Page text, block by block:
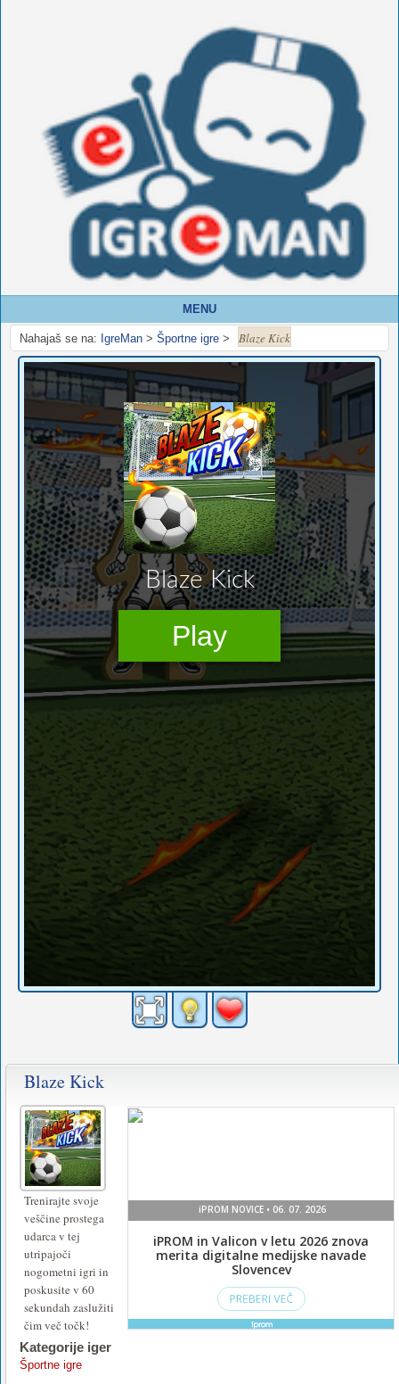
MENU
Nahajaš se na: IgreMan > Športne igre > Blaze Kick
Blaze Kick
Trenirajte svoje
veščine prostega
udarca v tej
utripajoči
nogometni igri in
poskusite v 60
sekundah zaslužiti
čim več točk!
Kategorije iger
Športne igre